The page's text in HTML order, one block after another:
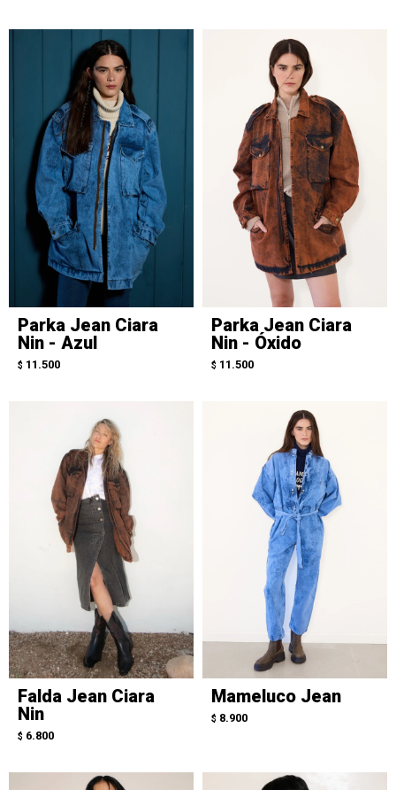
Parka Jean Ciara
Nin - Azul
$ 11.500
Parka Jean Ciara
Nin - Óxido
$ 11.500
Falda Jean Ciara
Nin
$ 6.800
Mameluco Jean
$ 8.900